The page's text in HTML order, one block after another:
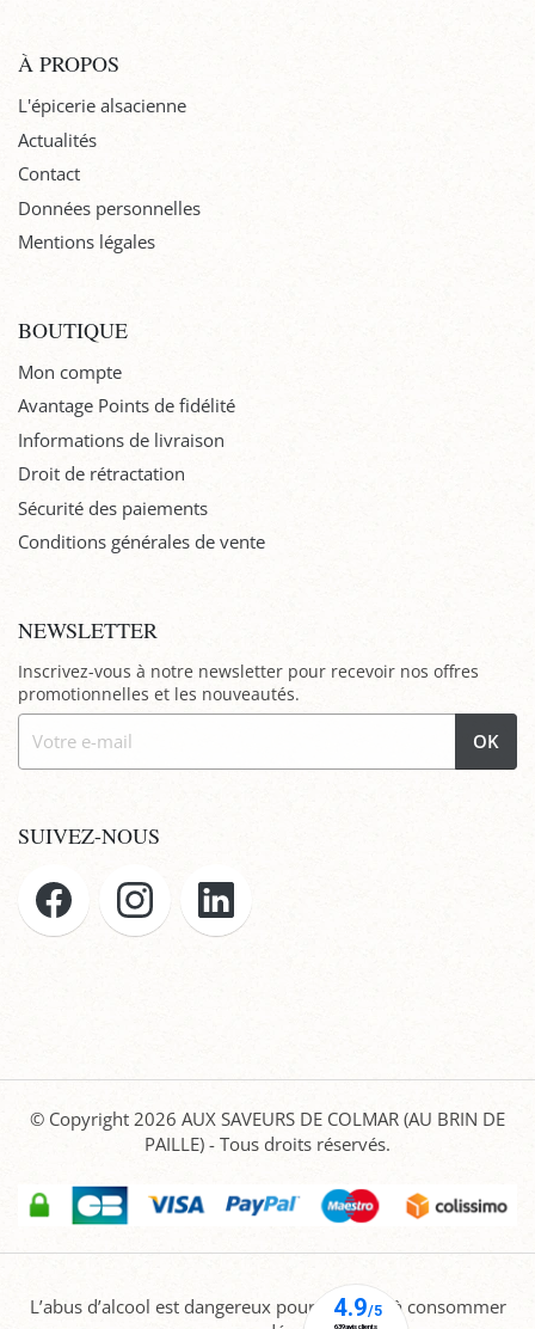
À PROPOS
L'épicerie alsacienne
Actualités
Contact
Données personnelles
Mentions légales
BOUTIQUE
Mon compte
Avantage Points de fidélité
Informations de livraison
Droit de rétractation
Sécurité des paiements
Conditions générales de vente
NEWSLETTER
Inscrivez-vous à notre newsletter pour recevoir nos offres
promotionnelles et les nouveautés.
OK
SUIVEZ-NOUS
© Copyright 2026 AUX SAVEURS DE COLMAR (AU BRIN DE
PAILLE) - Tous droits réservés.
L’abus d’alcool est dangereux pour la santé, à consommer